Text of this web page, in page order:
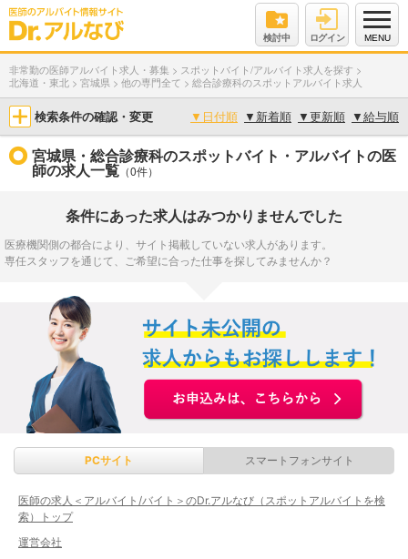
検討中 ログイン MENU
非常勤の医師アルバイト求人・募集 > スポットバイト/アルバイト求人を探す >
北海道・東北 > 宮城県 > 他の専門全て > 総合診療科のスポットアルバイト求人
検索条件の確認・変更 ▼ 日付順 ▼ 新着順 ▼更新順 ▼給与順
宮城県・総合診療科のスポットバイト・アルバイトの医
師の求人一覧 （0件）
条件にあった求人はみつかりませんでした
医療機関側の都合により、サイト掲載していない求人があります。
専任スタッフを通じて、ご希望に合った仕事を探してみませんか？
PCサイト スマートフォンサイト
医師の求人＜アルバイト/バイト＞のDr.アルなび（スポットアルバイトを検
索）トップ
運営会社